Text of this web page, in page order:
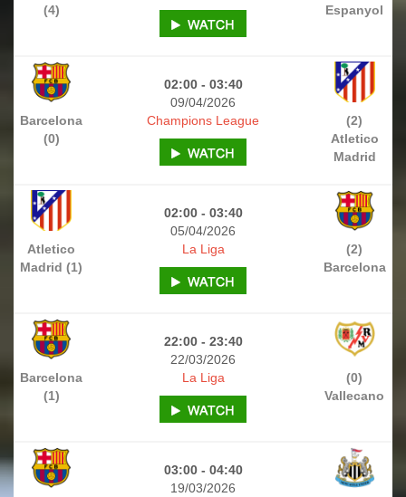
(4)
Espanyol
02:00 - 03:40
09/04/2026
Barcelona
(0)
(2)
Atletico
Madrid
Champions League
02:00 - 03:40
05/04/2026
Atletico
Madrid (1)
(2)
Barcelona
La Liga
22:00 - 23:40
22/03/2026
Barcelona
(1)
(0)
Vallecano
La Liga
03:00 - 04:40
19/03/2026